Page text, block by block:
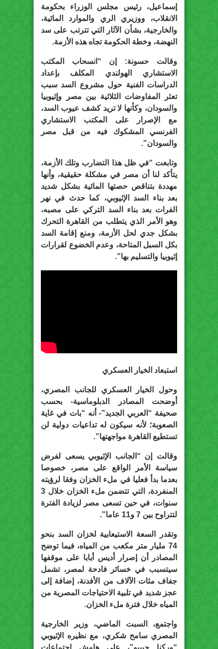
إسماعيل، رئيس مجلس الوزراء بحكومة
الانقلاب، ووزيري الري والموارد المائية،
والخارجية، بشأن الآثار التي تترتب على سد
النهضة، وخطة الحكومة تجاه هذه الأزمة.
وقالت حسونة: إن “انسحاب المكتب
الاستشاري الهولندي المكلف بإعداد
الدراسات الفنية حول مشروع السد سبب
تعثر المفاوضات الثلاثية بين مصر وإثيوبيا
والسودان، وكأنها لا تريد كشف عيوب السد،
مع الإصرار على المكتب الاستشاري
الفرنسي المشكوك فيه من قبل مصر
والسودان”.
وتابعت “في ظل هذا التضارب وتلك الأزمة،
يتأكد لنا أن مصر في مشكلة حقيقية، وأنها
مهددة بتناقص حصتها المائية بشكل شديد
بعد بناء السد الإثيوبي، كما حدث في نهر
الفرات بعد بناء السد التركي على مصبه،
وهو الأمر الذي يتطلب من القاهرة التحرك
بشكل جدي لحل الأزمة، ومنع إقامة السد
بكل السبل المتاحة، وعدم الخضوع لقرارات
إثيوبيا والتسليم بها”.
استبعاد الخيار العسكري
وحول الخيار العسكري للجانب المصري،
أوضحت المصادر الدبلوماسية- بحسب
صحيفة “العربي الجديد”- أنه “بات في غاية
الصعوبة؛ لأنه سيكون له تداعيات دولية لن
تستطيع القاهرة مواجهتها”.
وقالت إن “الجانب الإثيوبي يسعى لفرض
سياسة الأمر الواقع على مصر، خصوصا
بعدما بدأ فعليا في ملء الخزان وفقا لرؤيته
المنفردة، التي تتضمن ملء الخزان خلال 3
سنوات، في حين تسعى مصر لزيادة الفترة
لتتراوح بين 7 و11 عاما”.
وتقدر السعة الاستيعابية لخزان السد بنحو
74 مليار متر مكعب من المياه، فيما توضح
المصادر أن إصرار أديس أبابا على موقفها
سيتسبب في خسائر فادحة لمصر، تشمل
جفاف مئات الآلاف من الأفدنة، إضافة إلى
عجز شديد في تلبية الاحتياجات المصرية من
المياه خلال فترة ملء الخزان.
واجتمع، السبت الماضي، وزير الخارجية
المصري سامح شكري، مع نظيره الإثيوبي